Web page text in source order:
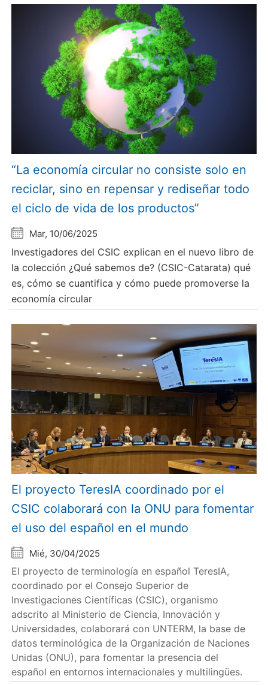
“La economía circular no consiste solo en
reciclar, sino en repensar y rediseñar todo
el ciclo de vida de los productos”
Mar, 10/06/2025
Investigadores del CSIC explican en el nuevo libro de
la colección ¿Qué sabemos de? (CSIC-Catarata) qué
es, cómo se cuantifica y cómo puede promoverse la
economía circular
El proyecto TeresIA coordinado por el
CSIC colaborará con la ONU para fomentar
el uso del español en el mundo
Mié, 30/04/2025
El proyecto de terminología en español TeresIA,
coordinado por el Consejo Superior de
Investigaciones Científicas (CSIC), organismo
adscrito al Ministerio de Ciencia, Innovación y
Universidades, colaborará con UNTERM, la base de
datos terminológica de la Organización de Naciones
Unidas (ONU), para fomentar la presencia del
español en entornos internacionales y multilingües.